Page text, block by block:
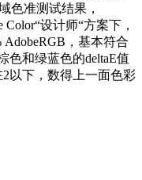
色准测试结果，
Color“设计师“方案下，
AdobeRGB，基本符合
色和绿蓝色的deltaE值
以下，数得上一面色彩